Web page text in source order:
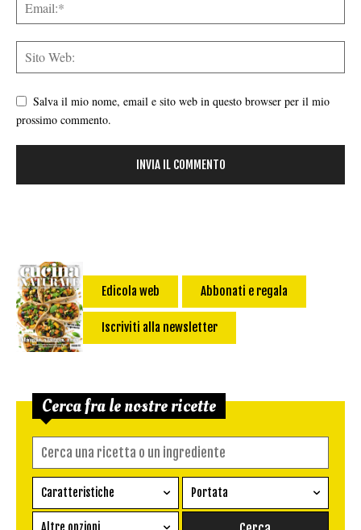
Salva il mio nome, email e sito web in questo browser per il mio
prossimo commento.
Edicola web Abbonati e regala
Iscriviti alla newsletter
Cerca fra le nostre ricette
Caratteristiche
Ricetta vegetariana
Portata
Altre opzioni